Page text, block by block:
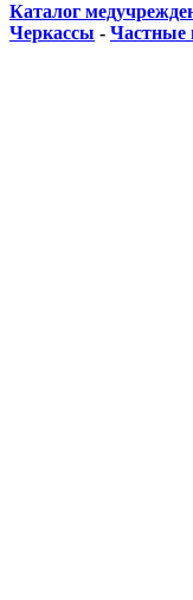
Каталог
Черкассы - Частные